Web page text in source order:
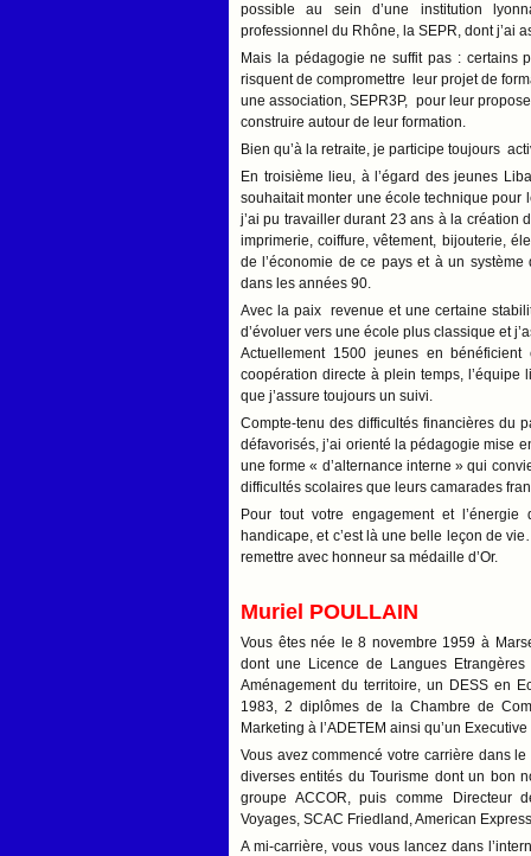
possible au sein d’une institution
professionnel du Rhône, la SEPR, dont j’ai
Mais la pédagogie ne suffit pas : certains
risquent de compromettre leur projet de
une association, SEPR3P, pour leur
construire autour de leur formation.
Bien qu’à la retraite, je participe toujours
En troisième lieu, à l’égard des jeunes
souhaitait monter une école technique pour
j’ai pu travailler durant 23 ans à la création
imprimerie, coiffure, vêtement, bijouterie,
de l’économie de ce pays et à un
dans les années 90.
Avec la paix revenue et une certaine
d’évoluer vers une école plus classique et
Actuellement 1500 jeunes en
coopération directe à plein temps,
que j’assure toujours un suivi.
Compte-tenu des difficultés financières du
défavorisés, j’ai orienté la pédagogie mise
une forme « d’alternance interne » qui
difficultés scolaires que leurs camarades
Pour tout votre engagement et
handicape, et c’est là une belle leçon de
remettre avec honneur sa médaille d’Or.
Muriel POULLAIN
Vous êtes née le 8 novembre 1959 à
dont une Licence de Langues
Aménagement du territoire, un DESS en
1983, 2 diplômes de la Chambre de
Marketing à l’ADETEM ainsi qu’un
Vous avez commencé votre carrière dans
diverses entités du Tourisme dont un bon
groupe ACCOR, puis comme Directeur
Voyages, SCAC Friedland, American
A mi-carrière, vous vous lancez dans